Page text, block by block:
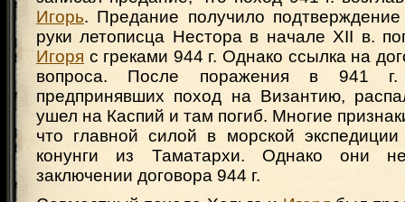
Игорь. Предание получило подтверждение
руки летописца Нестора в начале XII в.
Игоря с греками 944 г. Однако ссылка на
вопроса. После поражения в 941 г.
предпринявших поход на Византию,
ушел на Каспий и там погиб. Многие
что главной силой в морской
конунги из Таматархи. Однако они
заключении договора 944 г.